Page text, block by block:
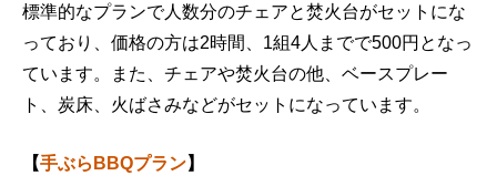
標準的なプランで人数分のチェアと焚火台がセットにな
っており、価格の方は2時間、1組4人までで500円となっ
ています。また、チェアや焚火台の他、ベースプレー
ト、炭床、火ばさみなどがセットになっています。
【手ぶらBBQプラン】